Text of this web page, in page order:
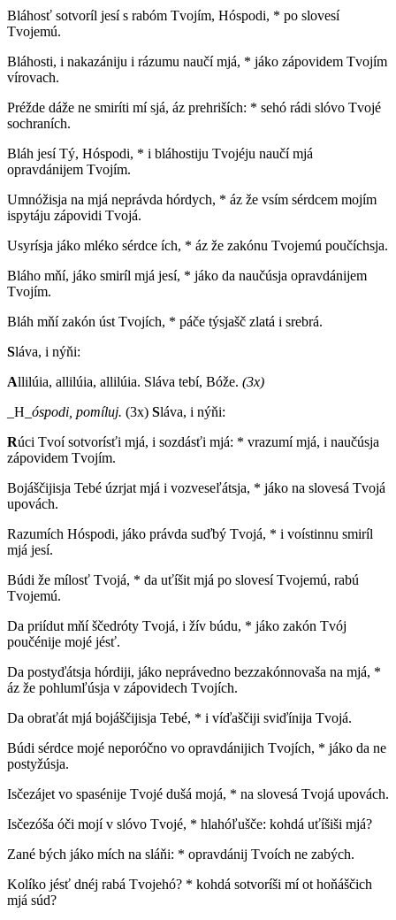
Bláhosť sotvoríl jesí s rabóm Tvojím, Hóspodi, * po slovesí
Tvojemú.
Bláhosti, i nakazániju i rázumu naučí mjá, * jáko zápovidem Tvojím
vírovach.
Préžde dáže ne smiríti mí sjá, áz prehriších: * sehó rádi slóvo Tvojé
sochraních.
Bláh jesí Tý, Hóspodi, * i bláhostiju Tvojéju naučí mjá
opravdánijem Tvojím.
Umnóžisja na mjá neprávda hórdych, * áz že vsím sérdcem mojím
ispytáju zápovidi Tvojá.
Usyrísja jáko mléko sérdce ích, * áz že zakónu Tvojemú poučíchsja.
Bláho mňí, jáko smiríl mjá jesí, * jáko da naučúsja opravdánijem
Tvojím.
Bláh mňí zakón úst Tvojích, * páče týsjašč zlatá i srebrá.
Sláva, i nýňi:
Allilúia, allilúia, allilúia. Sláva tebí, Bóže. (3x)
_H_ óspodi, pomíluj. (3x) Sláva, i nýňi:
Rúci Tvoí sotvorísťi mjá, i sozdásťi mjá: * vrazumí mjá, i naučúsja
zápovidem Tvojím.
Bojáščijisja Tebé úzrjat mjá i vozveseľátsja, * jáko na slovesá Tvojá
upovách.
Razumích Hóspodi, jáko právda suďbý Tvojá, * i voístinnu smiríl
mjá jesí.
Búdi že mílosť Tvojá, * da uťíšit mjá po slovesí Tvojemú, rabú
Tvojemú.
Da priídut mňí ščedróty Tvojá, i žív búdu, * jáko zakón Tvój
poučénije mojé jésť.
Da postyďátsja hórdiji, jáko neprávedno bezzakónnovaša na mjá, *
áz že pohlumľúsja v zápovidech Tvojích.
Da obraťát mjá bojáščijisja Tebé, * i víďaščiji sviďínija Tvojá.
Búdi sérdce mojé neporóčno vo opravdánijich Tvojích, * jáko da ne
postyžúsja.
Isčezájet vo spasénije Tvojé dušá mojá, * na slovesá Tvojá upovách.
Isčezóša óči mojí v slóvo Tvojé, * hlahóľušče: kohdá uťíšiši mjá?
Zané bých jáko mích na sláňi: * opravdánij Tvoích ne zabých.
Kolíko jésť dnéj rabá Tvojehó? * kohdá sotvoríši mí ot hoňáščich
mjá súd?